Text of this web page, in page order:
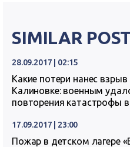
SIMILAR
28.09.2017 | 02:15
Какие потери нанес взрыв
Калиновке: военным
повторения катастрофы
17.09.2017 | 23:00
Пожар в детском лагере